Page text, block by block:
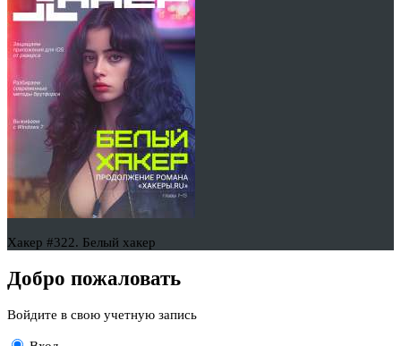
Хакер #322. Белый хакер
Добро пожаловать
Войдите в свою учетную запись